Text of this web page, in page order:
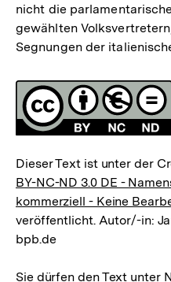
nicht die
gewählten
Segnungen der
Fussnoten
Lizenz
Dieser Text ist unter der
BY-NC-ND 3.0 DE -
kommerziell - Keine
veröffentlicht. Autor/-in:
bpb.de
Sie dürfen den Text unter